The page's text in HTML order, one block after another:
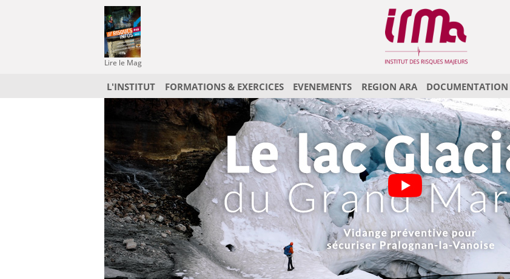
Lire le Mag
L'INSTITUT FORMATIONS & EXERCICES EVENEMENTS REGION ARA DOCUMENTATION